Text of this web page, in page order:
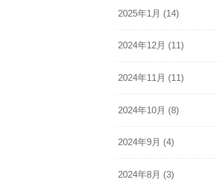
2025年1月 (14)
2024年12月 (11)
2024年11月 (11)
2024年10月 (8)
2024年9月 (4)
2024年8月 (3)